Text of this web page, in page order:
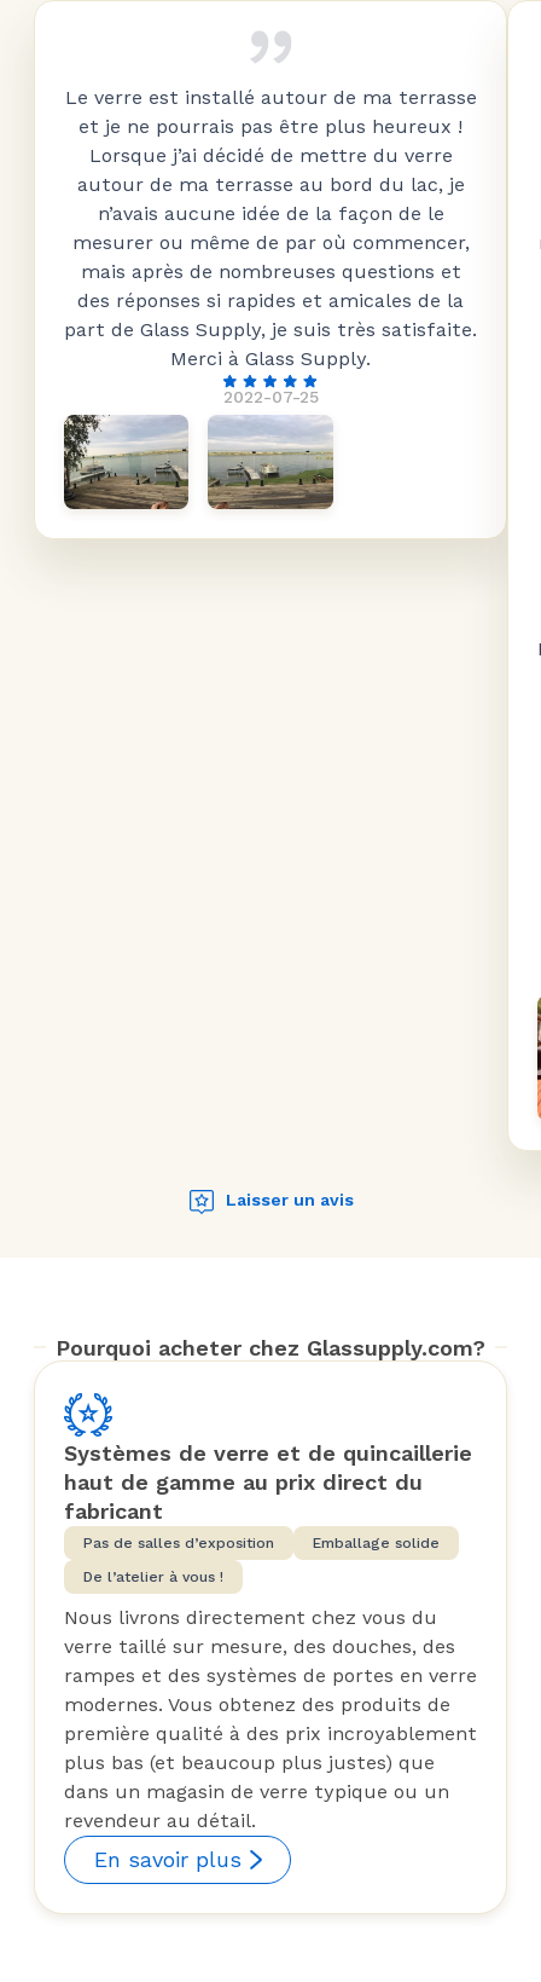
2022-07-25
Le verre est installé autour de ma terrasse
et je ne pourrais pas être plus heureux !
Lorsque j’ai décidé de mettre du verre
autour de ma terrasse au bord du lac, je
n’avais aucune idée de la façon de le
mesurer ou même de par où commencer,
mais après de nombreuses questions et
des réponses si rapides et amicales de la
part de Glass Supply, je suis très satisfaite.
Merci à Glass Supply.
Laisser un avis
Pourquoi acheter chez Glassupply.com?
Systèmes de verre et de quincaillerie
haut de gamme au prix direct du
fabricant
Pas de salles d’exposition
Emballage solide
De l’atelier à vous !
Nous livrons directement chez vous du
verre taillé sur mesure, des douches, des
rampes et des systèmes de portes en verre
modernes. Vous obtenez des produits de
première qualité à des prix incroyablement
plus bas (et beaucoup plus justes) que
dans un magasin de verre typique ou un
revendeur au détail.
En savoir plus